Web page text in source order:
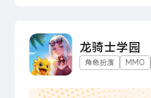
龙骑士学园
角色扮演 MMO